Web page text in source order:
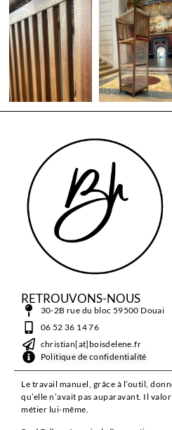
RETROUVONS-NOUS
30-2B rue du bloc 59500 Douai
06 52 36 14 76
christian[at]boisdelene.fr
Politique de confidentialité
Le travail manuel, grâce à l’outil,
qu’elle n’avait pas auparavant. Il
métier lui-même.